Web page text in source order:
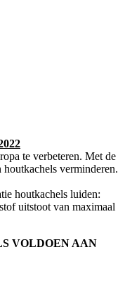
te verbeteren. Met de
verminderen.
houtkachels luiden:
uitstoot van maximaal
VOLDOEN AAN